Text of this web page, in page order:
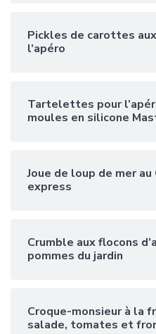
Pickles de carottes
l’apéro
Tartelettes pour
moules en silicone
Joue de loup de mer
express
Crumble aux flocons
pommes du jardin
Croque-monsieur à la
salade, tomates et